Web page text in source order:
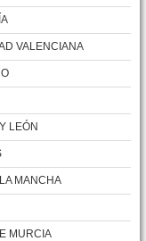
VALENCIANA
LEÓN
MANCHA
MURCIA